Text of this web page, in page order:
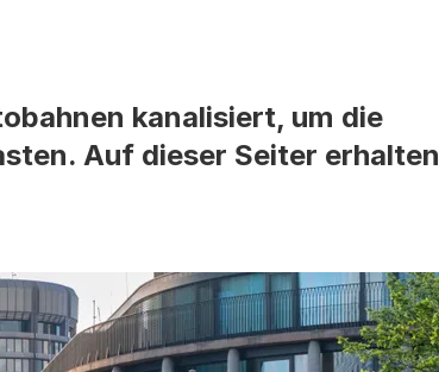
kanalisiert, um die
Auf dieser Seiter erhalten